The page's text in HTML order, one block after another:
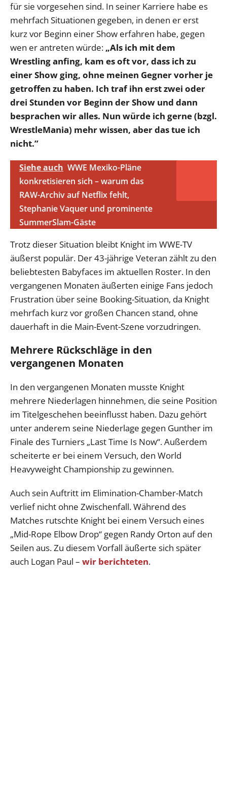
für sie vorgesehen sind. In seiner Karriere habe es
mehrfach Situationen gegeben, in denen er erst
kurz vor Beginn einer Show erfahren habe, gegen
wen er antreten würde: „Als ich mit dem
Wrestling anfing, kam es oft vor, dass ich zu
einer Show ging, ohne meinen Gegner vorher je
getroffen zu haben. Ich traf ihn erst zwei oder
drei Stunden vor Beginn der Show und dann
besprachen wir alles. Nun würde ich gerne (bzgl.
WrestleMania) mehr wissen, aber das tue ich
nicht.”
Siehe auch WWE Mexiko-Pläne
konkretisieren sich – warum das
RAW-Archiv auf Netflix fehlt,
Stephanie Vaquer und prominente
SummerSlam-Gäste
Trotz dieser Situation bleibt Knight im WWE-TV
äußerst populär. Der 43-jährige Veteran zählt zu den
beliebtesten Babyfaces im aktuellen Roster. In den
vergangenen Monaten äußerten einige Fans jedoch
Frustration über seine Booking-Situation, da Knight
mehrfach kurz vor großen Chancen stand, ohne
dauerhaft in die Main-Event-Szene vorzudringen.
Mehrere Rückschläge in den
vergangenen Monaten
In den vergangenen Monaten musste Knight
mehrere Niederlagen hinnehmen, die seine Position
im Titelgeschehen beeinflusst haben. Dazu gehört
unter anderem seine Niederlage gegen Gunther im
Finale des Turniers „Last Time Is Now“. Außerdem
scheiterte er bei einem Versuch, den World
Heavyweight Championship zu gewinnen.
Auch sein Auftritt im Elimination-Chamber-Match
verlief nicht ohne Zwischenfall. Während des
Matches rutschte Knight bei einem Versuch eines
„Mid-Rope Elbow Drop“ gegen Randy Orton auf den
Seilen aus. Zu diesem Vorfall äußerte sich später
auch Logan Paul – wir berichteten.